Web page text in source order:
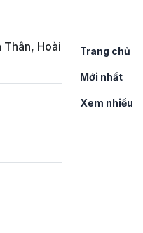
Thân, Hoài
Trang chủ
Mới nhất
Xem nhiều